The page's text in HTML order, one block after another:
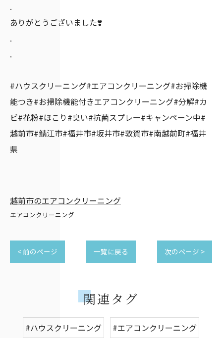
.
ありがとうございました❣️
.
.
#ハウスクリーニング#エアコンクリーニング#お掃除機
能つき#お掃除機能付きエアコンクリーニング#分解#カ
ビ#花粉#ほこり#臭い#抗菌スプレー#キャンペーン中#
越前市#鯖江市#福井市#坂井市#敦賀市#南越前町#福井
県
越前市のエアコンクリーニング
エアコンクリーニング
< 前のページ 一覧に戻る 次のページ >
関連タグ
#ハウスクリーニング #エアコンクリーニング